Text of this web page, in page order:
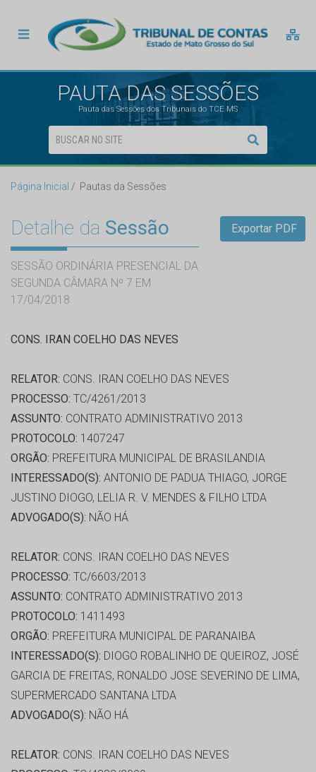
PAUTA DAS SESSÕES
Pauta das Sessões dos Tribunais do TCE MS
Página Inicial Pautas da Sessões
Detalhe da Sessão
SESSÃO ORDINÁRIA PRESENCIAL DA
SEGUNDA CÂMARA Nº 7 EM
17/04/2018
Exportar PDF
CONS. IRAN COELHO DAS NEVES
RELATOR: CONS. IRAN COELHO DAS NEVES
PROCESSO: TC/4261/2013
ASSUNTO: CONTRATO ADMINISTRATIVO 2013
PROTOCOLO: 1407247
ORGÃO: PREFEITURA MUNICIPAL DE BRASILANDIA
INTERESSADO(S): ANTONIO DE PADUA THIAGO, JORGE
JUSTINO DIOGO, LELIA R. V. MENDES & FILHO LTDA
ADVOGADO(S): NÃO HÁ
RELATOR: CONS. IRAN COELHO DAS NEVES
PROCESSO: TC/6603/2013
ASSUNTO: CONTRATO ADMINISTRATIVO 2013
PROTOCOLO: 1411493
ORGÃO: PREFEITURA MUNICIPAL DE PARANAIBA
INTERESSADO(S): DIOGO ROBALINHO DE QUEIROZ, JOSÉ
GARCIA DE FREITAS, RONALDO JOSE SEVERINO DE LIMA,
SUPERMERCADO SANTANA LTDA
ADVOGADO(S): NÃO HÁ
RELATOR: CONS. IRAN COELHO DAS NEVES